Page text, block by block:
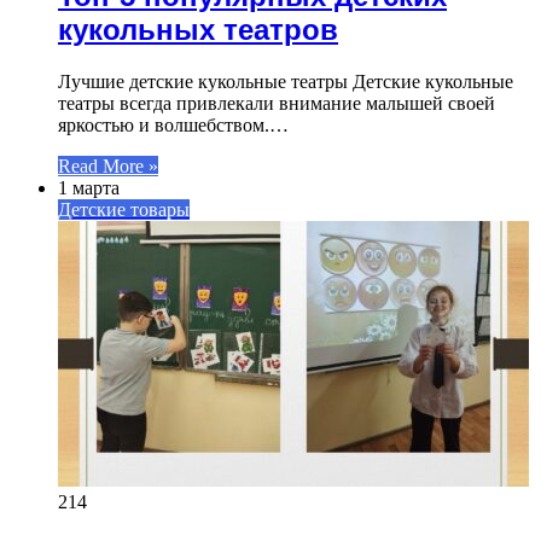
кукольных театров
Лучшие детские кукольные театры Детские кукольные
театры всегда привлекали внимание малышей своей
яркостью и волшебством.…
Read More »
1 марта
Детские товары
214